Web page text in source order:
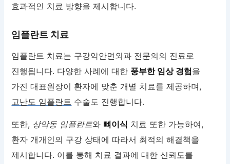
효과적인 치료 방향을 제시합니다.
임플란트 치료
임플란트 치료는 구강악안면외과 전문의의 진료로
진행됩니다. 다양한 사례에 대한 풍부한 임상 경험을
가진 대표원장이 환자에 맞춘 개별 치료를 제공하며,
고난도 임플란트 수술도 진행합니다.
또한, 상악동 임플란트와 뼈이식 치료 또한 가능하여,
환자 개개인의 구강 상태에 따라서 최적의 해결책을
제시합니다. 이를 통해 치료 결과에 대한 신뢰도를